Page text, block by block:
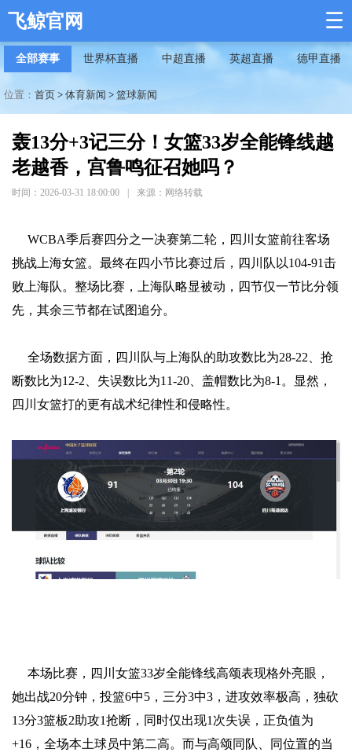
飞鲸官网 ☰
全部赛事 世界杯直播 中超直播 英超直播 德甲直播
位置： 首页 > 体育新闻 > 篮球新闻
轰13分+3记三分！女篮33岁全能锋线越
老越香，宫鲁鸣征召她吗？
时间：2026-03-31 18:00:00 来源：网络转载
WCBA季后赛四分之一决赛第二轮，四川女篮前往客场
挑战上海女篮。最终在四小节比赛过后，四川队以104-91击
败上海队。整场比赛，上海队略显被动，四节仅一节比分领
先，其余三节都在试图追分。
全场数据方面，四川队与上海队的助攻数比为28-22、抢
断数比为12-2、失误数比为11-20、盖帽数比为8-1。显然，
四川女篮打的更有战术纪律性和侵略性。
本场比赛，四川女篮33岁全能锋线高颂表现格外亮眼，
她出战20分钟，投篮6中5，三分3中3，进攻效率极高，独砍
13分3篮板2助攻1抢断，同时仅出现1次失误，正负值为
+16，全场本土球员中第二高。而与高颂同队、同位置的当